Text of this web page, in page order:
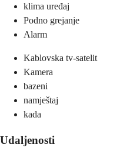
klima uređaj
Podno grejanje
Alarm
Kablovska tv-satelit
Kamera
bazeni
namještaj
kada
Udaljenosti